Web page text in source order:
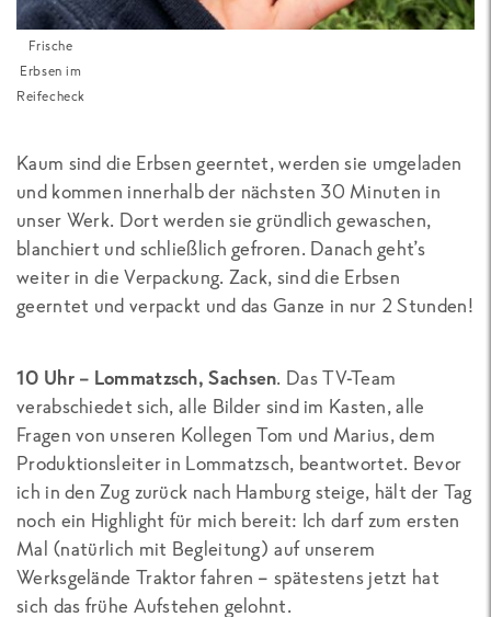
Frische
Erbsen im
Reifecheck
Kaum sind die Erbsen geerntet, werden sie umgeladen
und kommen innerhalb der nächsten 30 Minuten in
unser Werk. Dort werden sie gründlich gewaschen,
blanchiert und schließlich gefroren. Danach geht’s
weiter in die Verpackung. Zack, sind die Erbsen
geerntet und verpackt und das Ganze in nur 2 Stunden!
10 Uhr – Lommatzsch, Sachsen. Das TV-Team
verabschiedet sich, alle Bilder sind im Kasten, alle
Fragen von unseren Kollegen Tom und Marius, dem
Produktionsleiter in Lommatzsch, beantwortet. Bevor
ich in den Zug zurück nach Hamburg steige, hält der Tag
noch ein Highlight für mich bereit: Ich darf zum ersten
Mal (natürlich mit Begleitung) auf unserem
Werksgelände Traktor fahren – spätestens jetzt hat
sich das frühe Aufstehen gelohnt.